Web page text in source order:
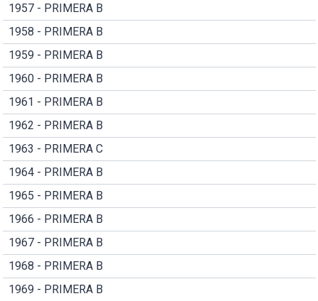
1957 - PRIMERA B
1958 - PRIMERA B
1959 - PRIMERA B
1960 - PRIMERA B
1961 - PRIMERA B
1962 - PRIMERA B
1963 - PRIMERA C
1964 - PRIMERA B
1965 - PRIMERA B
1966 - PRIMERA B
1967 - PRIMERA B
1968 - PRIMERA B
1969 - PRIMERA B